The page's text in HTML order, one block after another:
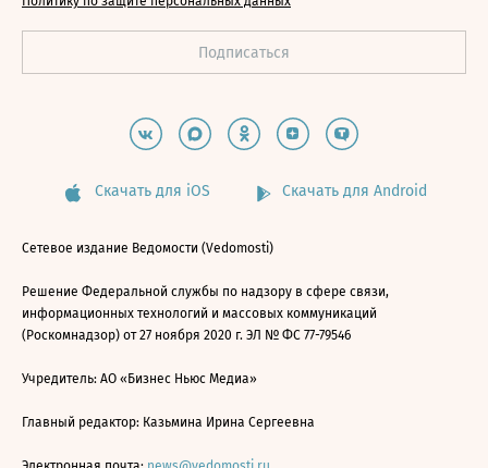
Скачать для iOS Скачать для Android
Сетевое издание Ведомости (Vedomosti)
Решение Федеральной службы по надзору в сфере связи,
информационных технологий и массовых коммуникаций
(Роскомнадзор) от 27 ноября 2020 г. ЭЛ № ФС 77-79546
Учредитель: АО «Бизнес Ньюс Медиа»
Главный редактор: Казьмина Ирина Сергеевна